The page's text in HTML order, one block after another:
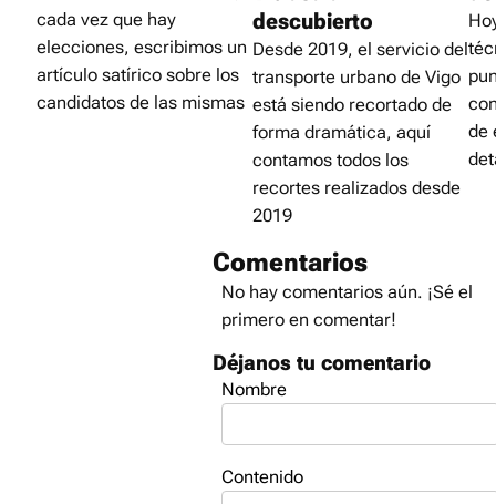
cada vez que hay
elecciones, escribimos un
artículo satírico sobre los
candidatos de las mismas
descubierto
Desde 2019, el servicio del
transporte urbano de Vigo
está siendo recortado de
forma dramática, aquí
contamos todos los
recortes realizados desde
2019
de
Comentarios
No hay comentarios aún. ¡Sé el
primero en comentar!
Déjanos tu comentario
Nombre
Contenido